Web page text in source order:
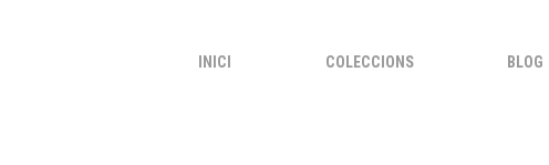
INICI COLECCIONS BLOG